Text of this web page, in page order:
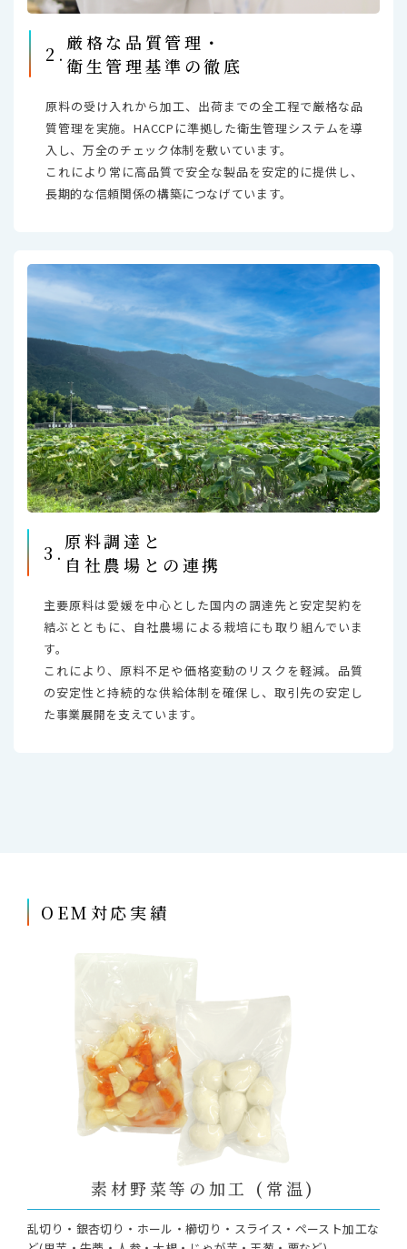
2.厳格な品質管理・
衛生管理基準の徹底
原料の受け入れから加工、出荷までの全工程で厳格な品
質管理を実施。HACCPに準拠した衛生管理システムを導
入し、万全のチェック体制を敷いています。
これにより常に高品質で安全な製品を安定的に提供し、
長期的な信頼関係の構築につなげています。
3.原料調達と
自社農場との連携
主要原料は愛媛を中⼼とした国内の調達先と安定契約を
結ぶとともに、自社農場による栽培にも取り組んでいま
す。
これにより、原料不足や価格変動のリスクを軽減。品質
の安定性と持続的な供給体制を確保し、取引先の安定し
た事業展開を支えています。
OEM対応実績
素材野菜等の加工 (常温)
乱切り・銀杏切り・ホール・櫛切り・スライス・ペースト加工な